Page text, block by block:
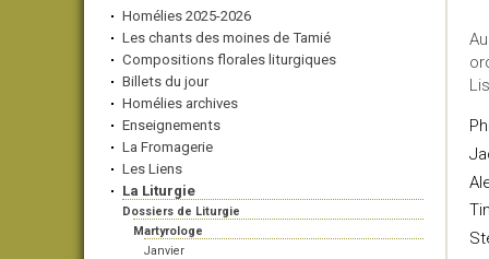
Homélies 2025-2026
Les chants des moines de Tamié
Compositions florales liturgiques
Billets du jour
Homélies archives
Enseignements
La Fromagerie
Les Liens
La Liturgie
Dossiers de Liturgie
Martyrologe
Janvier